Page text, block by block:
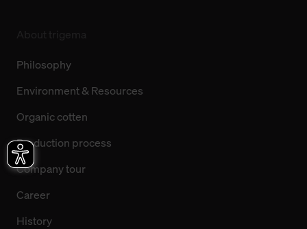
Philosophy
Environment & Resources
Organic cotten
Production process
Company tour
Career
History